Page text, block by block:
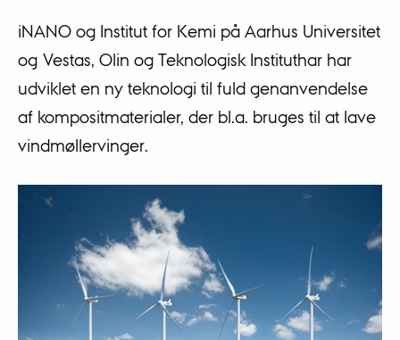
iNANO og Institut for Kemi på Aarhus Universitet
og Vestas, Olin og Teknologisk Instituthar har
udviklet en ny teknologi til fuld genanvendelse
af kompositmaterialer, der bl.a. bruges til at lave
vindmøllervinger.